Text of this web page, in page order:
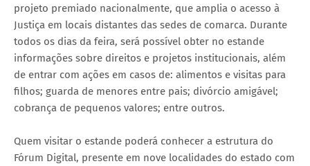
projeto premiado nacionalmente, que amplia o acesso à
Justiça em locais distantes das sedes de comarca. Durante
todos os dias da feira, será possível obter no estande
informações sobre direitos e projetos institucionais, além
de entrar com ações em casos de: alimentos e visitas para
filhos; guarda de menores entre pais; divórcio amigável;
cobrança de pequenos valores; entre outros.
Quem visitar o estande poderá conhecer a estrutura do
Fórum Digital, presente em nove localidades do estado com